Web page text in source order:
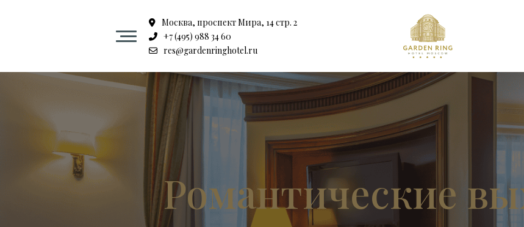
SPA центр в центре Москвы
Ресторан Садовое кольцо
Москва, проспект Мира, 14 стр. 2
+7 (495) 988 34 60
res@gardenringhotel.ru
Романтические